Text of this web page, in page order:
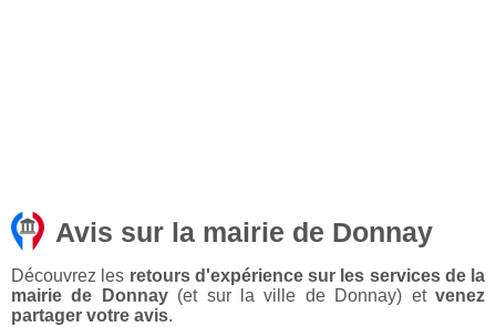
Avis sur la mairie de Donnay
Découvrez les retours d'expérience sur les services de la
mairie de Donnay(et sur la ville de Donnay) etvenez
partager votre avis.